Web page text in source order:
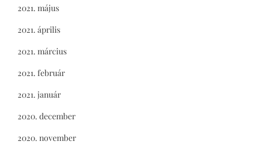
2021. május
2021. április
2021. március
2021. február
2021. január
2020. december
2020. november